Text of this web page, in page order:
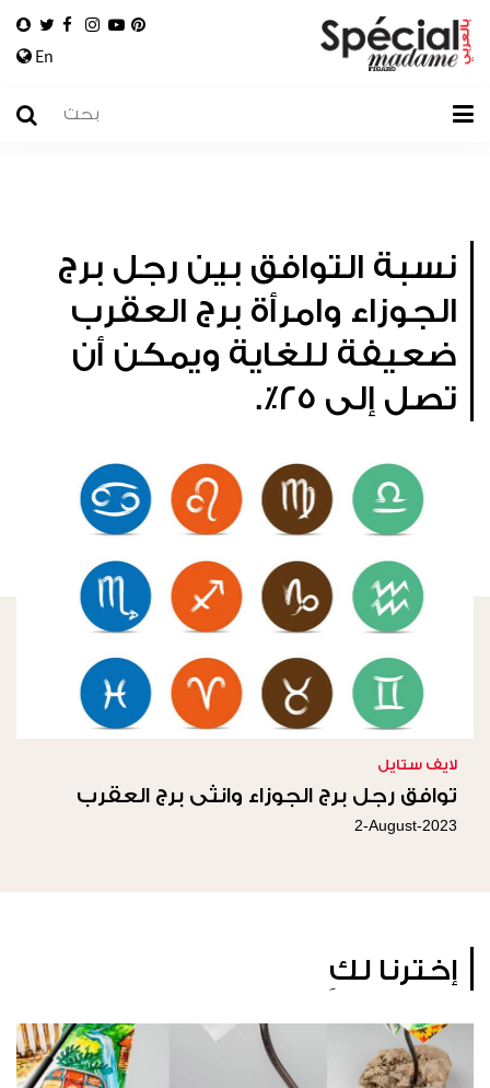
En
نسبة التوافق بين رجل برج
الجوزاء وامرأة برج العقرب
ضعيفة للغاية ويمكن أن
تصل إلى ٢٥٪.
لايف ستايل
توافق رجل برج الجوزاء وانثى برج العقرب
2-August-2023
إخترنا لكِ